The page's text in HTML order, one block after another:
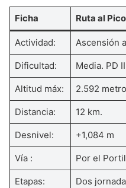
Ficha Ruta al
Actividad: Ascensión
Dificultad: Media. PD
Altitud máx: 2.592
Distancia: 12 km.
Desnivel: +1,084 m
Vía : Por el
Etapas: Dos